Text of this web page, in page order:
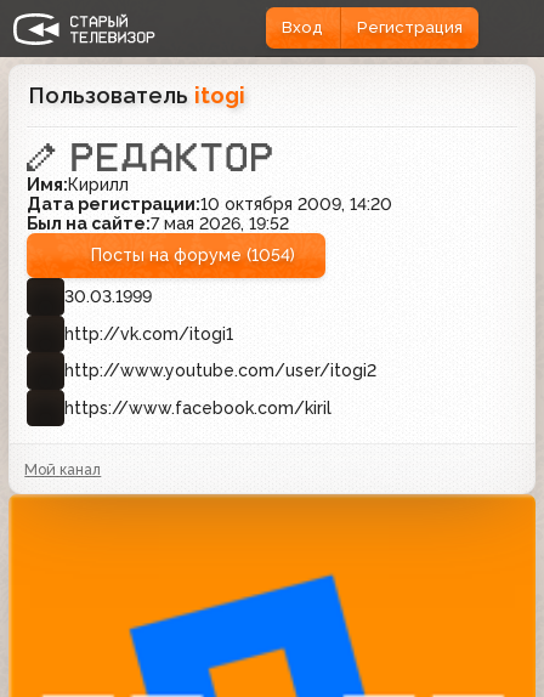
Вход Регистрация
Пользователь itogi
Имя:Кирилл
Дата регистрации:10 октября 2009, 14:20
Был на сайте:7 мая 2026, 19:52
Посты на форуме (1054)
30.03.1999
http://vk.com/itogi1
http://www.youtube.com/user/itogi2
https://www.facebook.com/kiril
Мой канал